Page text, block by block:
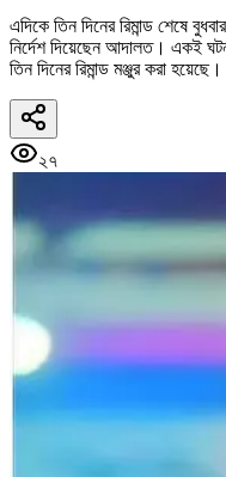
এদিকে তিন দিনের রিমান্ড শেষে
নির্দেশ দিয়েছেন আদালত। একই
তিন দিনের রিমান্ড মঞ্জুর করা
২৭